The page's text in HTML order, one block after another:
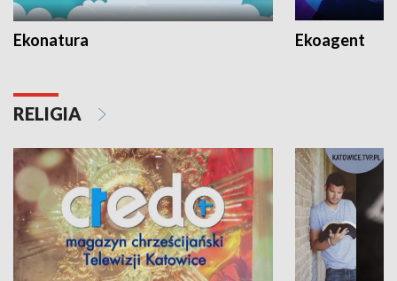
Ekonatura Ekoagent
RELIGIA